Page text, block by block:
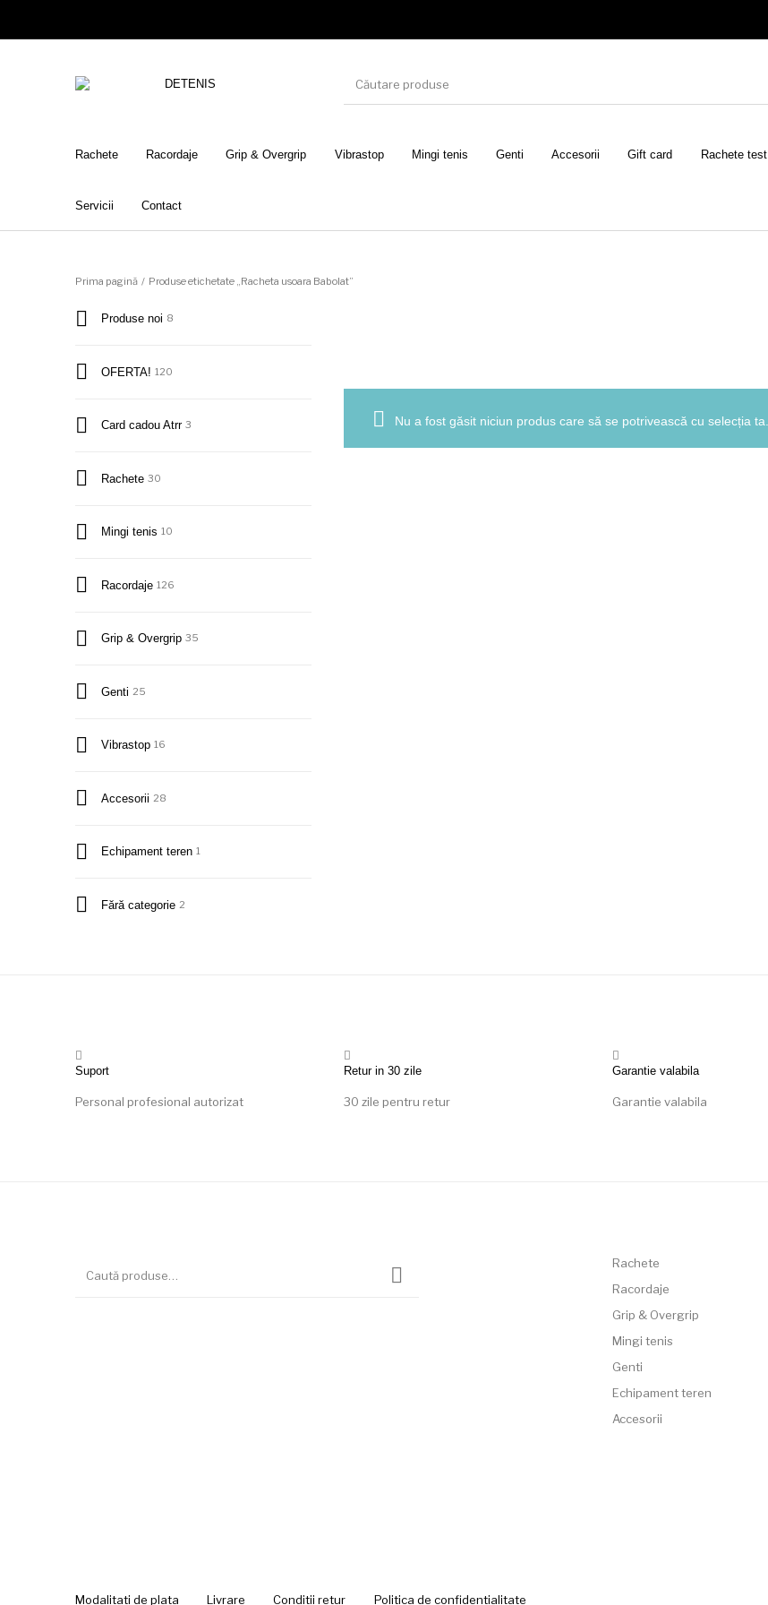
Rachete Racordaje Grip & Overgrip Vibrastop Mingi tenis Genti Accesorii Gift card Rachete test
Servicii Contact
Prima pagină / Produse etichetate „Racheta usoara Babolat”
Produse noi 8
OFERTA! 120
Card cadou Atrr 3
Rachete 30
Mingi tenis 10
Racordaje 126
Grip & Overgrip 35
Genti 25
Vibrastop 16
Accesorii 28
Echipament teren 1
Fără categorie 2
Nu a fost găsit niciun produs care să se potrivească cu selecția ta.
Suport
Personal profesional autorizat
Retur in 30 zile
30 zile pentru retur
Garantie valabila
Garantie valabila
Rachete
Racordaje
Grip & Overgrip
Mingi tenis
Genti
Echipament teren
Accesorii
Modalitati de plata Livrare Conditii retur Politica de confidentialitate